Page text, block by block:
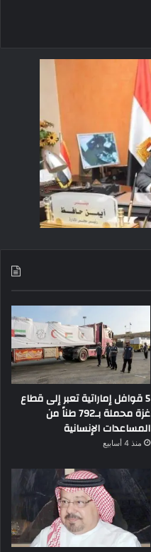
5 قوافل إماراتية تعبر إلى قطاع
غزة محملة بـ792 طناً من
المساعدات الإنسانية
منذ 4 أسابيع